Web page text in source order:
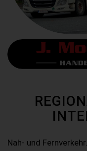
Nah- und